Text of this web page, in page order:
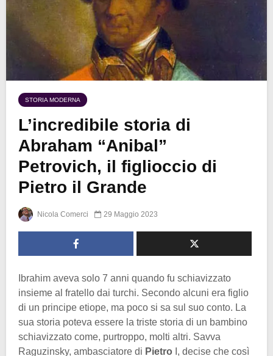
STORIA MODERNA
L’incredibile storia di
Abraham “Anibal”
Petrovich, il figlioccio di
Pietro il Grande
Nicola Comerci 29 Maggio 2023
Ibrahim aveva solo 7 anni quando fu schiavizzato
insieme al fratello dai turchi. Secondo alcuni era figlio
di un principe etiope, ma poco si sa sul suo conto. La
sua storia poteva essere la triste storia di un bambino
schiavizzato come, purtroppo, molti altri. Savva
Raguzinsky, ambasciatore di Pietro I, decise che così